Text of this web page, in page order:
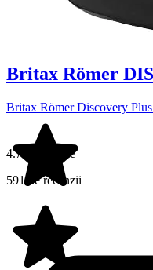
Britax Römer
Britax Römer Discovery
4.7 din 5 stele
591 de recenzii